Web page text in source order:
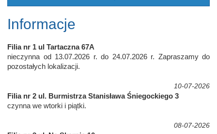
Informacje
Filia nr 1 ul Tartaczna 67A
nieczynna od 13.07.2026 r. do 24.07.2026 r. Zapraszamy do
pozostałych lokalizacji.
10-07-2026
Filia nr 2 ul. Burmistrza Stanisława Śniegockiego 3
czynna we wtorki i piątki.
08-07-2026